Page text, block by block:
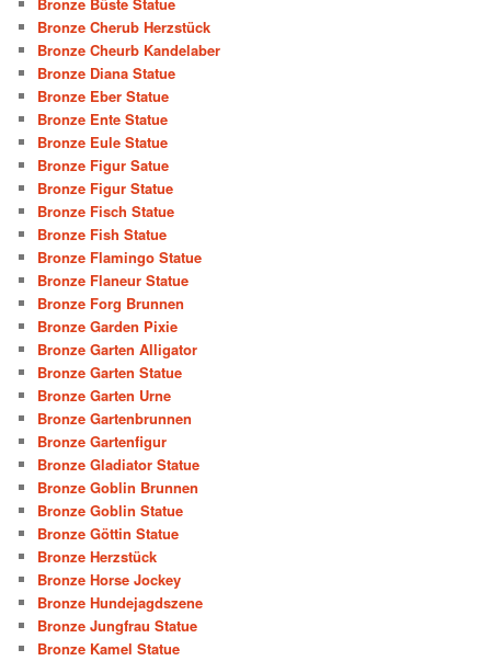
Bronze Cherub Herzstück
Bronze Cheurb Kandelaber
Bronze Diana Statue
Bronze Eber Statue
Bronze Ente Statue
Bronze Eule Statue
Bronze Figur Satue
Bronze Figur Statue
Bronze Fisch Statue
Bronze Fish Statue
Bronze Flamingo Statue
Bronze Flaneur Statue
Bronze Forg Brunnen
Bronze Garden Pixie
Bronze Garten Alligator
Bronze Garten Statue
Bronze Garten Urne
Bronze Gartenbrunnen
Bronze Gartenfigur
Bronze Gladiator Statue
Bronze Goblin Brunnen
Bronze Goblin Statue
Bronze Göttin Statue
Bronze Herzstück
Bronze Horse Jockey
Bronze Hundejagdszene
Bronze Jungfrau Statue
Bronze Kamel Statue